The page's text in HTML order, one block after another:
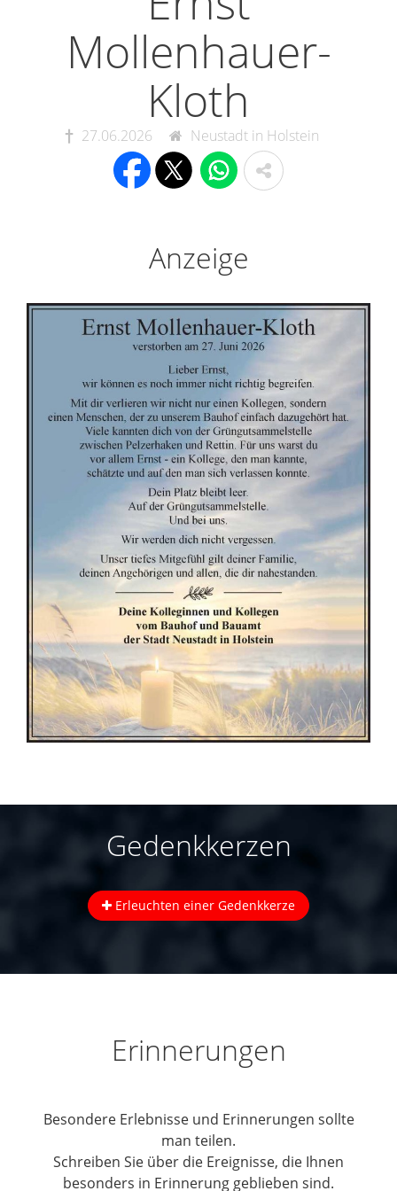
Mollenhauer-
Kloth
27.06.2026 Neustadt in Holstein
Anzeige
Gedenkkerzen
Erleuchten einer Gedenkkerze
Erinnerungen
Besondere Erlebnisse und Erinnerungen sollte
man teilen.
Schreiben Sie über die Ereignisse, die Ihnen
besonders in Erinnerung geblieben sind.